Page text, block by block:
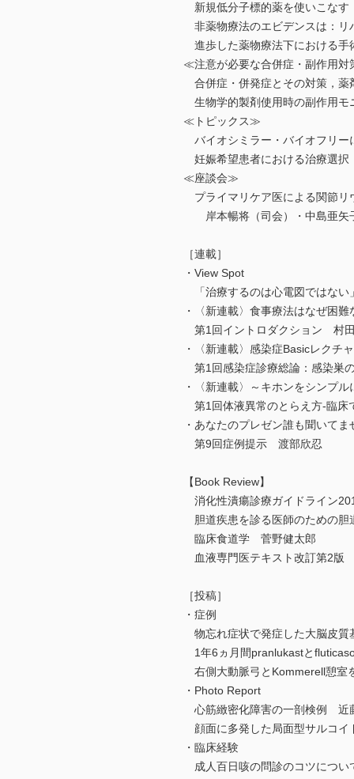
新規低分子標的薬を使いこな
非薬物療法のエビデンスは：
進歩した薬物療法下における
≪注意が必要な合併症・副作用
合併症・併発症とその対策，
生物学的製剤使用時の副作用
≪トピックス≫
バイオシミラー・バイオフリ
妊娠希望患者における治療選
≪座談会≫
プライマリケア医による関節リ
岸本暢将（司会）・中島亜矢
［連載］
・View Spot
「治療するのは心電図ではな
・〈新連載〉食事療法はなぜ困
第1回イントロダクション 村
・〈新連載〉感染症Basicレクチ
第1回感染症診療総論：感染巣
・〈新連載〉～キホンをシンプ
第1回体液異常のとらえ方-臨
・あなたのプレゼン誰も聞いて
第9回症例提示 渡部欣忍
【Book Review】
消化性潰瘍診療ガイドライン
胆道疾患を診る医師のための
臨床食道学 菅野健太郎
血液専門医テキスト改訂第2版
［投稿］
・症例
物忘れ症状で発症した大脳皮
1年6ヵ月間pranlukastと
右側大動脈弓とKommerell憩室
・Photo Report
心筋緻密化障害の一剖検例 近
顔面に多発した局面型サルコ
・臨床経験
成人百日咳の問診のコツにつ